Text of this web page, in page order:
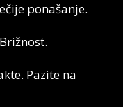
ponašanje.
Pazite na